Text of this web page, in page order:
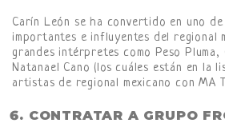
Carín León se ha convertido en uno
importantes e influyentes del regional
grandes intérpretes como Peso
Natanael Cano (los cuáles están en la
artistas de regional mexicano con MA
CONTRATAR A GRUPO